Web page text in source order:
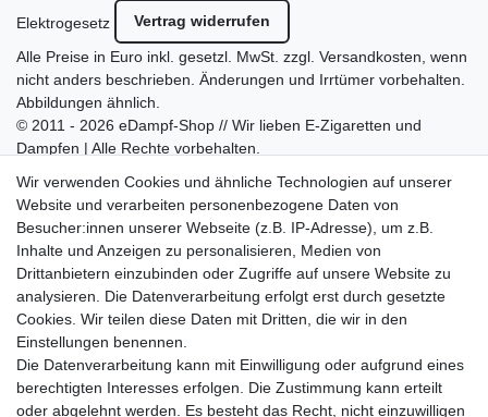
Elektrogesetz
Vertrag widerrufen
Alle Preise in Euro inkl. gesetzl. MwSt. zzgl. Versandkosten , wenn
nicht anders beschrieben. Änderungen und Irrtümer vorbehalten.
Abbildungen ähnlich.
© 2011 - 2026 eDampf-Shop // Wir lieben E-Zigaretten und
Dampfen | Alle Rechte vorbehalten.
Bitte entschuldigen Sie, wenn wir telefonisch wegen hoher
betrieblicher Auslastung nicht erreichbar sein sollten.
Schreiben Sie uns gerne eine E-Mail mit Ihrer Telefonnummer
und der Bitte um Rückruf.
Wir rufen Sie schnellstmöglich zurück.
Wir versenden in die folgenden Länder
Wir verwenden Cookies und ähnliche Technologien auf unserer
Website und verarbeiten personenbezogene Daten von
Besucher:innen unserer Webseite (z.B. IP-Adresse), um z.B.
Inhalte und Anzeigen zu personalisieren, Medien von
Drittanbietern einzubinden oder Zugriffe auf unsere Website zu
analysieren. Die Datenverarbeitung erfolgt erst durch gesetzte
Cookies. Wir teilen diese Daten mit Dritten, die wir in den
Einstellungen benennen.
Die Datenverarbeitung kann mit Einwilligung oder aufgrund eines
berechtigten Interesses erfolgen. Die Zustimmung kann erteilt
oder abgelehnt werden. Es besteht das Recht, nicht einzuwilligen